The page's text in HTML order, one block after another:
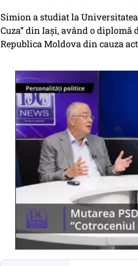
Simion a studiat la
Cuza” din Iași, având o
Republica Moldova din cauza